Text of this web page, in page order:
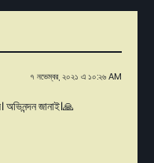
৭ নভেম্বর, ২০২১ এ ১০:২৬ AM
অভিনন্দন জানাই।🙏